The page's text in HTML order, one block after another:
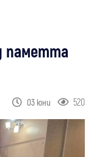
паметта
03 юни 520